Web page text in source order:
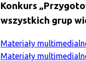
Konkurs
wszystkich grup
Materiały
Materiały